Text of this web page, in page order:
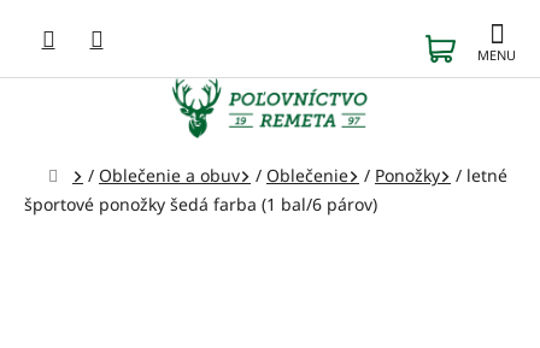
obsah
KOŠÍK
Domov
/ Oblečenie a obuv / Oblečenie / Ponožky / letné
športové ponožky šedá farba (1 bal/6 párov)